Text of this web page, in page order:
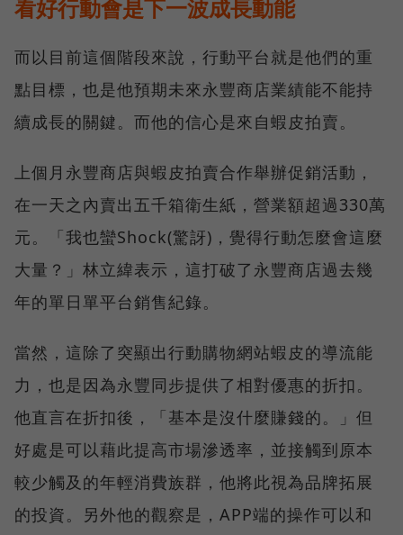
看好行動會是下一波成長動能
而以目前這個階段來說，行動平台就是他們的重
點目標，也是他預期未來永豐商店業績能不能持
續成長的關鍵。而他的信心是來自蝦皮拍賣。
上個月永豐商店與蝦皮拍賣合作舉辦促銷活動，
在一天之內賣出五千箱衛生紙，營業額超過330萬
元。「我也蠻Shock(驚訝)，覺得行動怎麼會這麼
大量？」林立緯表示，這打破了永豐商店過去幾
年的單日單平台銷售紀錄。
當然，這除了突顯出行動購物網站蝦皮的導流能
力，也是因為永豐同步提供了相對優惠的折扣。
他直言在折扣後，「基本是沒什麼賺錢的。」但
好處是可以藉此提高市場滲透率，並接觸到原本
較少觸及的年輕消費族群，他將此視為品牌拓展
的投資。另外他的觀察是，APP端的操作可以和